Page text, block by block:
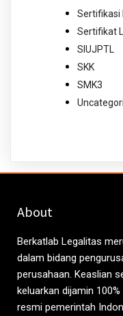
Sertifikasi
Sertifikat
SIUJPTL
SKK
SMK3
About
Berkatlab Legalitas
dalam bidang
perusahaan. Keaslian
keluarkan dijamin
resmi pemerintah